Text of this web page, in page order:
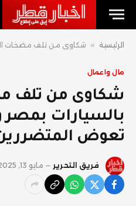
الرئيسية » شكاوى من تلف مضخات الوقود
مال واعمال
شكاوى من تلف
بالسيارات بمصر
تعوض
فريق التحرير مايو 13, 2025